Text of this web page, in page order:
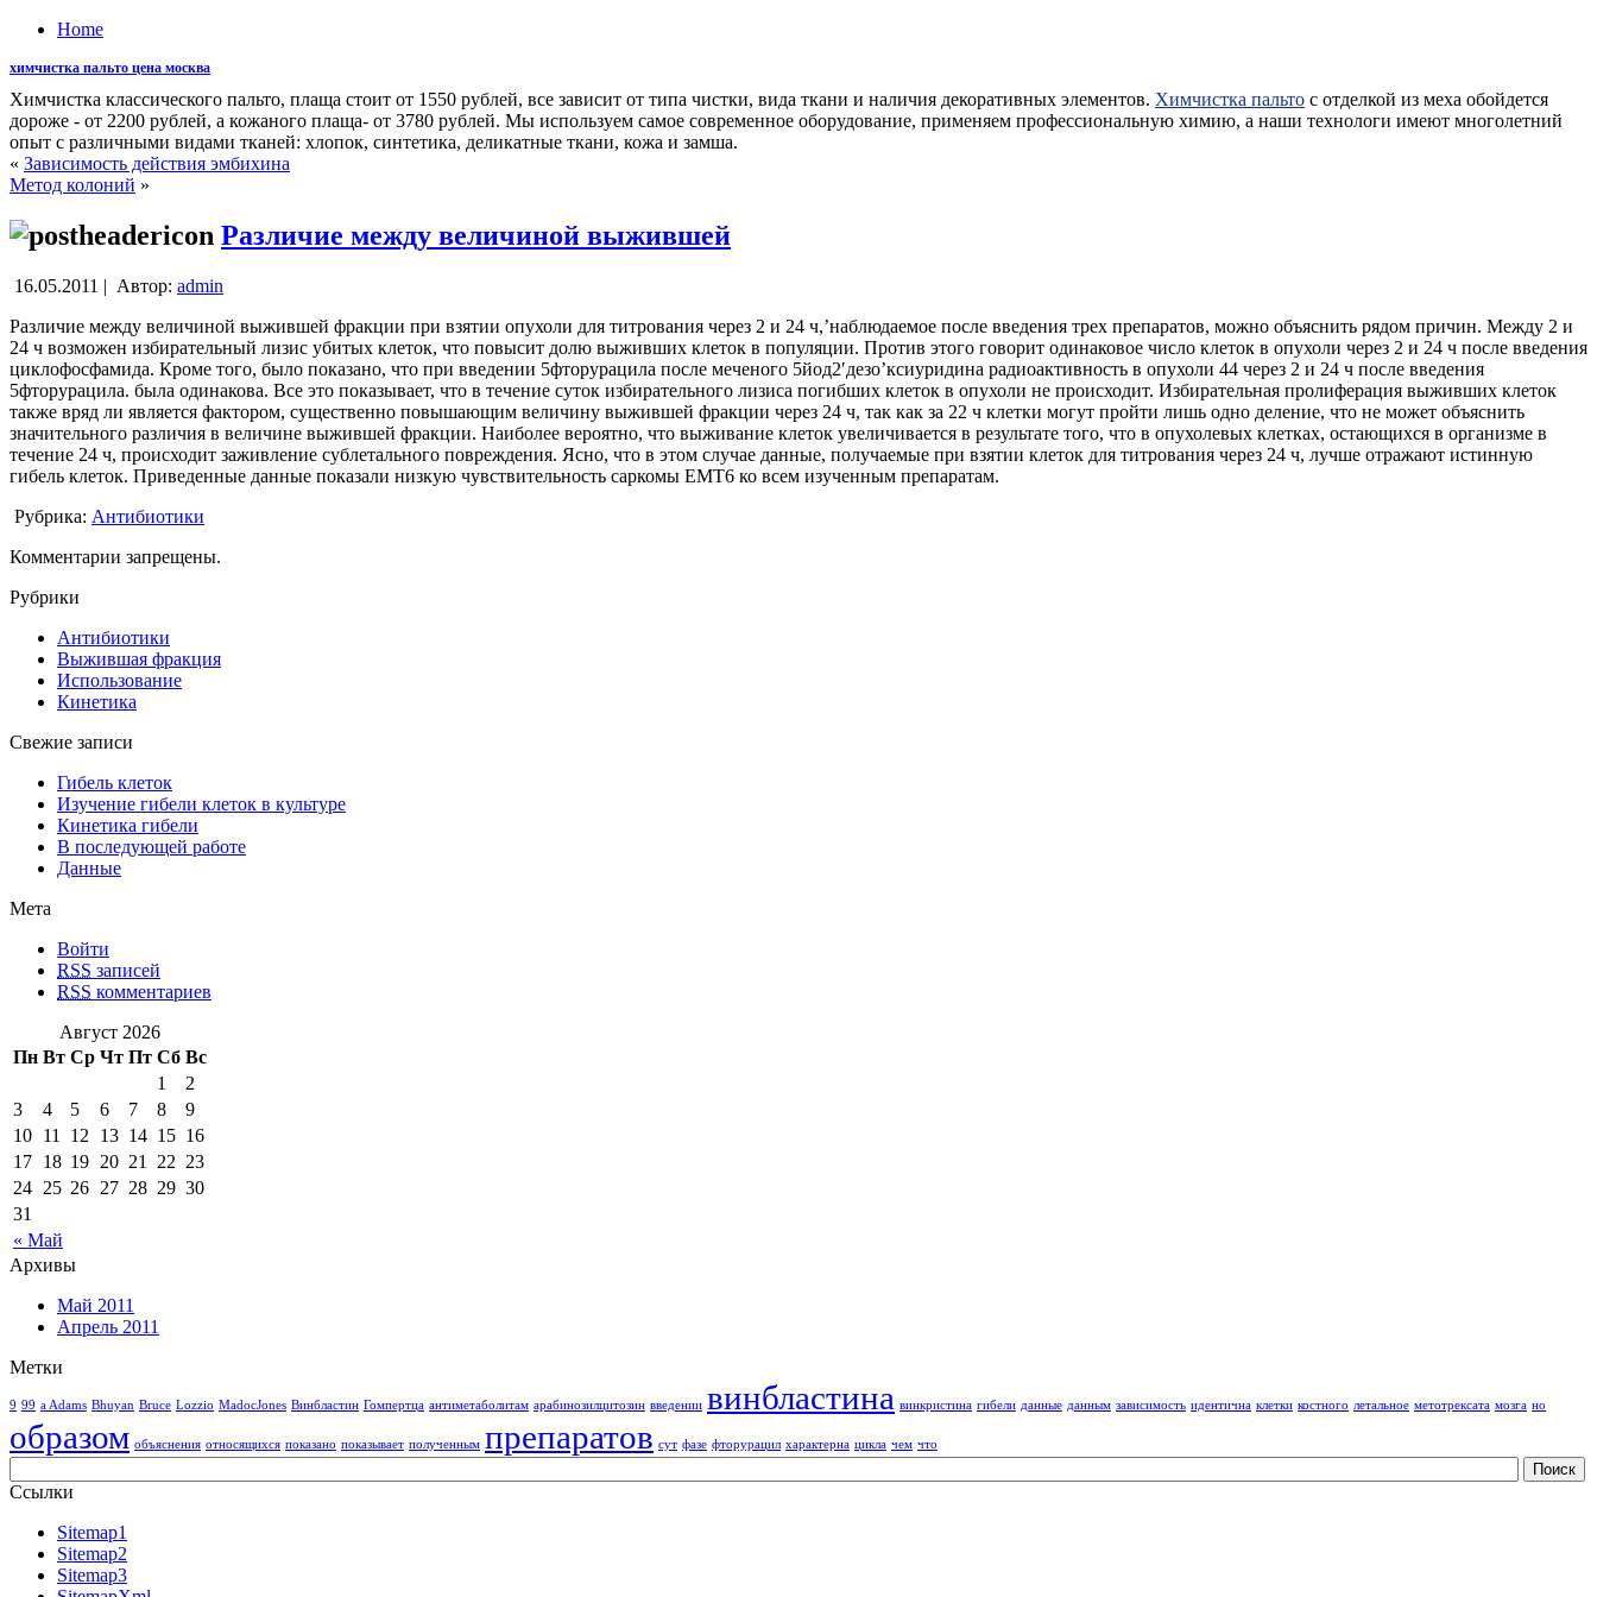
Home
химчистка пальто цена москва
Химчистка классического пальто, плаща стоит от 1550 рублей, все зависит от типа чистки, вида ткани и наличия декоративных элементов. Химчистка пальто с отделкой из меха обойдется
дороже - от 2200 рублей, а кожаного плаща- от 3780 рублей. Мы используем самое современное оборудование, применяем профессиональную химию, а наши технологи имеют многолетний
опыт с различными видами тканей: хлопок, синтетика, деликатные ткани, кожа и замша.
« Зависимость действия эмбихина
Метод колоний »
Различие между величиной выжившей
16.05.2011 | Автор: admin
Различие между величиной выжившей фракции при взятии опухоли для титрования через 2 и 24 ч,’наблюдаемое после введения трех препаратов, можно объяснить рядом причин. Между 2 и
24 ч возможен избирательный лизис убитых клеток, что повысит долю выживших клеток в популяции. Против этого говорит одинаковое число клеток в опухоли через 2 и 24 ч после введения
циклофосфамида. Кроме того, было показано, что при введении 5фторурацила после меченого 5йод2′дезо’ксиуридина радиоактивность в опухоли 44 через 2 и 24 ч после введения
5фторурацила. была одинакова. Все это показывает, что в течение суток избирательного лизиса погибших клеток в опухоли не происходит. Избирательная пролиферация выживших клеток
также вряд ли является фактором, существенно повышающим величину выжившей фракции через 24 ч, так как за 22 ч клетки могут пройти лишь одно деление, что не может объяснить
значительного различия в величине выжившей фракции. Наиболее вероятно, что выживание клеток увеличивается в результате того, что в опухолевых клетках, остающихся в организме в
течение 24 ч, происходит заживление сублетального повреждения. Ясно, что в этом случае данные, получаемые при взятии клеток для титрования через 24 ч, лучше отражают истинную
гибель клеток. Приведенные данные показали низкую чувствительность саркомы ЕМТ6 ко всем изученным препаратам.
Рубрика: Антибиотики
Комментарии запрещены.
Рубрики
Антибиотики
Выжившая фракция
Использование
Кинетика
Свежие записи
Гибель клеток
Изучение гибели клеток в культуре
Кинетика гибели
В последующей работе
Данные
Мета
Войти
RSS записей
RSS комментариев
Август 2026
Пн Вт Ср Чт Пт Сб Вс
« Май
1
2
3
4 5 6 7 8
9
10 11 12 13 14 15 16
17 18 19 20 21 22 23
24 25 26 27 28 29 30
31
Архивы
Май 2011
Апрель 2011
Метки
9 99 a Adams Bhuyan Bruce Lozzio MadocJones Винбластин Гомпертца антиметаболитам арабинозилцитозин введении винбластина винкристина гибели данные данным зависимость идентична клетки костного летальное метотрексата мозга но
образом объяснения относящихся показано показывает полученным препаратов сут фазе фторурацил характерна цикла чем что
Ссылки
Sitemap1
Sitemap2
Sitemap3